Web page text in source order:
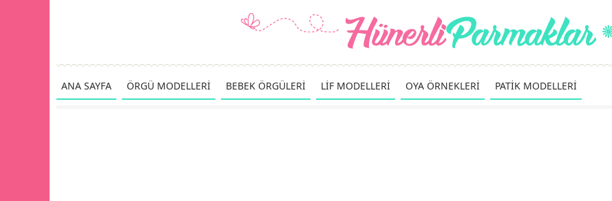
ANA SAYFA ÖRGÜ MODELLERİ BEBEK ÖRGÜLERİ LİF MODELLERİ OYA ÖRNEKLERİ PATİK MODELLERİ